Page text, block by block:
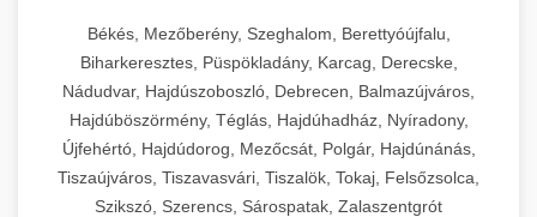
Békés, Mezőberény, Szeghalom, Berettyóújfalu,
Biharkeresztes, Püspökladány, Karcag, Derecske,
Nádudvar, Hajdúszoboszló, Debrecen, Balmazújváros,
Hajdúböszörmény, Téglás, Hajdúhadház, Nyíradony,
Újfehértó, Hajdúdorog, Mezőcsát, Polgár, Hajdúnánás,
Tiszaújváros, Tiszavasvári, Tiszalök, Tokaj, Felsőzsolca,
Szikszó, Szerencs, Sárospatak, Zalaszentgrót